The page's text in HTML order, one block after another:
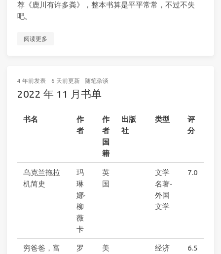
荐《鹿川有许多粪》，整本书算是平平常常，不过不失
吧。
阅读更多
4 年前发表 6 天前更新 随笔杂谈
2022 年 11 月书单
书名
作
者
作
者
国
籍
出版
社
类型
评
分
乌克兰拖拉
机简史
玛
琳
娜·
柳
薇
卡
英
国
文学
名著-
外国
文学
7.0
穷爸爸，富
罗
美
经济
6.5